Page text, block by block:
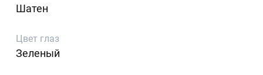
Шатен
Цвет глаз
Зеленый